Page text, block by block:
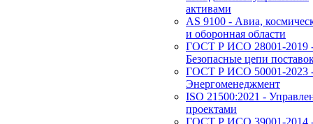
активами
AS 9100 - Авиа,
и оборонная области
ГОСТ Р ИСО 28001-2019
Безопасные цепи
ГОСТ Р ИСО 50001-2023
Энергоменеджмент
ISO 21500:2021 -
проектами
ГОСТ Р ИСО 39001-2014